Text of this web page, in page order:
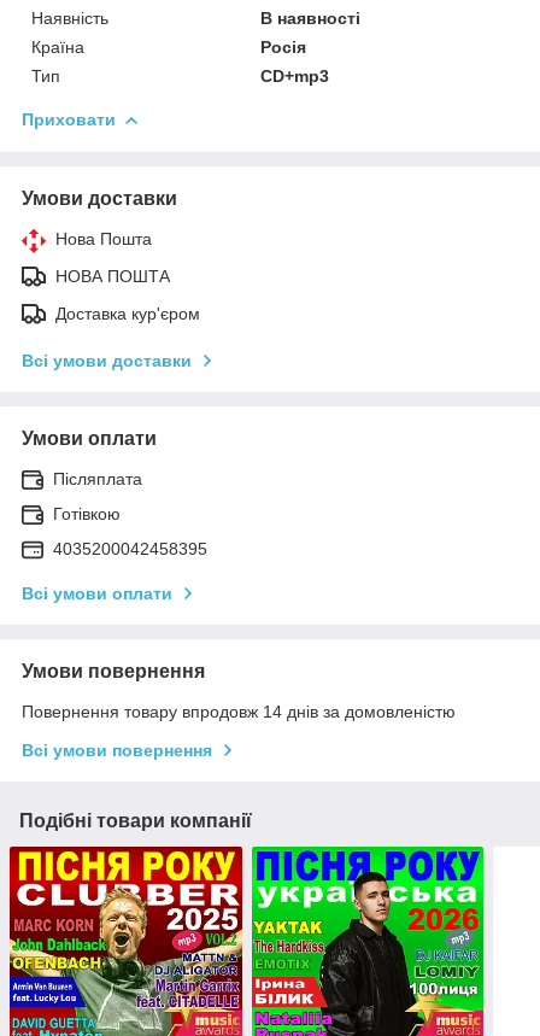
Наявність
В наявності
Країна
Росія
Тип
CD+mp3
Приховати
Умови доставки
Нова Пошта
НОВА ПОШТА
Доставка кур'єром
Всі умови доставки
Умови оплати
Післяплата
Готівкою
4035200042458395
Всі умови оплати
Умови повернення
Повернення товару впродовж 14 днів за домовленістю
Всі умови повернення
Подібні товари компанії